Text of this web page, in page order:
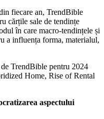
fiecare an, TrendBible
cărțile sale de tendințe
în care macro-tendințele și
a influența forma, materialul,
TrendBible pentru 2024
Home, Rise of Rental
aspectului